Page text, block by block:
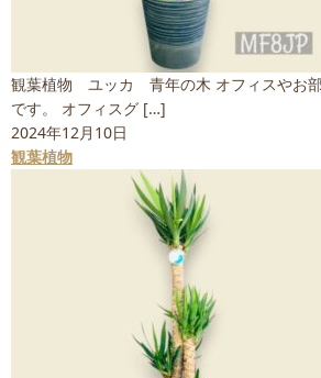
観葉植物 ユッカ 青年の木 オフィスやお
です。 オフィスグ […]
2024年12月10日
観葉植物